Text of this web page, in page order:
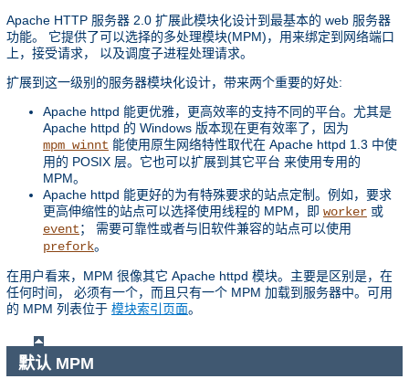
Apache HTTP 服务器 2.0 扩展此模块化设计到最基本的 web 服务器
功能。 它提供了可以选择的多处理模块(MPM)，用来绑定到网络端口
上，接受请求， 以及调度子进程处理请求。
扩展到这一级别的服务器模块化设计，带来两个重要的好处:
Apache httpd 能更优雅，更高效率的支持不同的平台。尤其是
Apache httpd 的 Windows 版本现在更有效率了，因为
mpm_winnt 能使用原生网络特性取代在 Apache httpd 1.3 中使
用的 POSIX 层。它也可以扩展到其它平台 来使用专用的
MPM。
Apache httpd 能更好的为有特殊要求的站点定制。例如，要求
更高伸缩性的站点可以选择使用线程的 MPM，即 worker 或
event； 需要可靠性或者与旧软件兼容的站点可以使用
prefork。
在用户看来，MPM 很像其它 Apache httpd 模块。主要是区别是，在
任何时间， 必须有一个，而且只有一个 MPM 加载到服务器中。可用
的 MPM 列表位于 模块索引页面。
默认 MPM